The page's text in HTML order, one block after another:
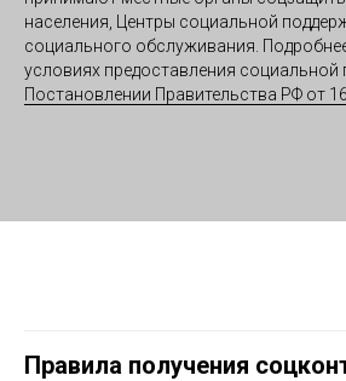
населения, Центры социальной
социального обслуживания.
условиях предоставления
Постановлении Правительства РФ от
Правила получения